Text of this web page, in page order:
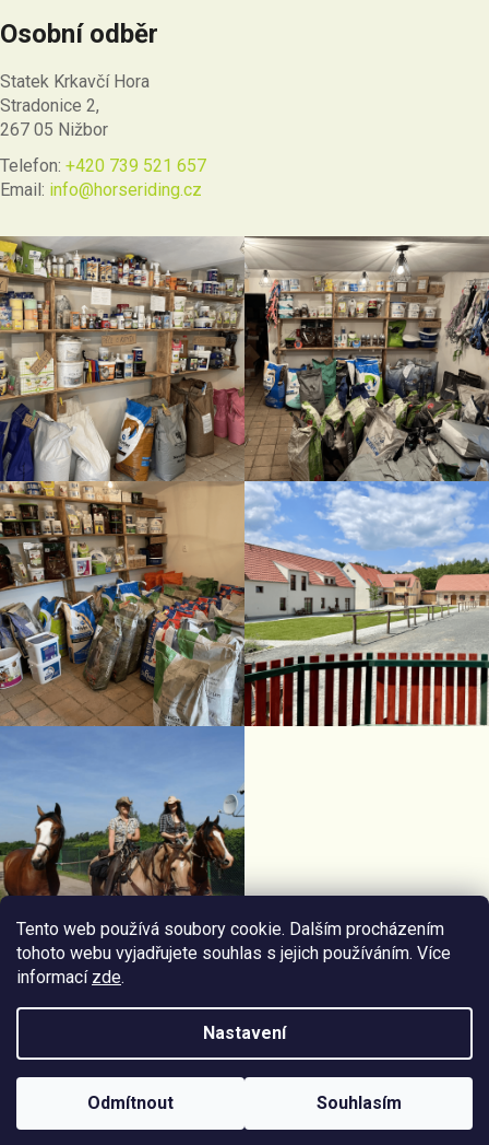
Tento web používá soubory cookie. Dalším procházením
tohoto webu vyjadřujete souhlas s jejich používáním. Více
informací zde.
Nastavení
Odmítnout Souhlasím
Osobní odběr
Statek Krkavčí Hora
Stradonice 2,
267 05 Nižbor
Telefon: +420 739 521 657
Email: info@horseriding.cz
Vytvořil
Shoptetu